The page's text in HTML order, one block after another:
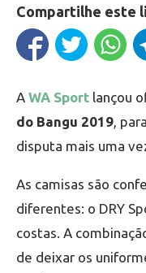
Compartilhe este
A WA Sport lançou
do Bangu 2019,
disputa mais uma
As camisas são
diferentes: o DRY
costas. A
de deixar os